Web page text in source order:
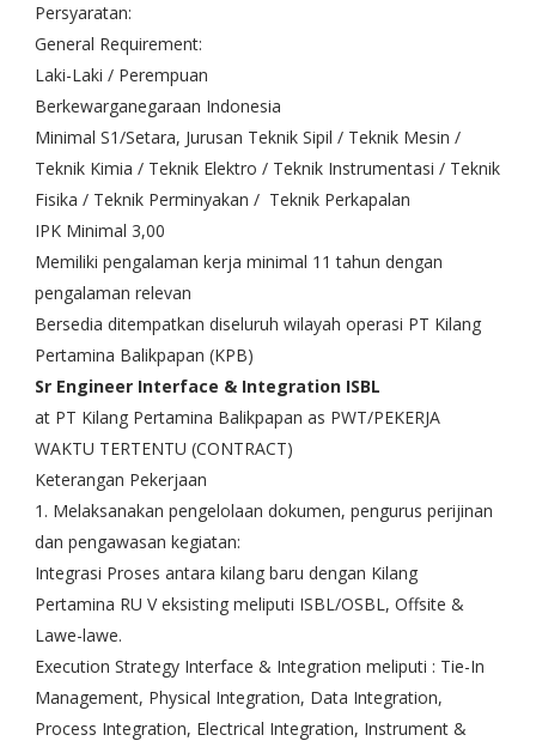
Persyaratan:
General Requirement:
Laki-Laki / Perempuan
Berkewarganegaraan Indonesia
Minimal S1/Setara, Jurusan Teknik Sipil / Teknik Mesin /
Teknik Kimia / Teknik Elektro / Teknik Instrumentasi / Teknik
Fisika / Teknik Perminyakan / Teknik Perkapalan
IPK Minimal 3,00
Memiliki pengalaman kerja minimal 11 tahun dengan
pengalaman relevan
Bersedia ditempatkan diseluruh wilayah operasi PT Kilang
Pertamina Balikpapan (KPB)
Sr Engineer Interface & Integration ISBL
at PT Kilang Pertamina Balikpapan as PWT/PEKERJA
WAKTU TERTENTU (CONTRACT)
Keterangan Pekerjaan
1. Melaksanakan pengelolaan dokumen, pengurus perijinan
dan pengawasan kegiatan:
Integrasi Proses antara kilang baru dengan Kilang
Pertamina RU V eksisting meliputi ISBL/OSBL, Offsite &
Lawe-lawe.
Execution Strategy Interface & Integration meliputi : Tie-In
Management, Physical Integration, Data Integration,
Process Integration, Electrical Integration, Instrument &